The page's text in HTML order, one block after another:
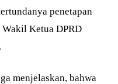
penetapan
Ketua DPRD
menjelaskan, bahwa